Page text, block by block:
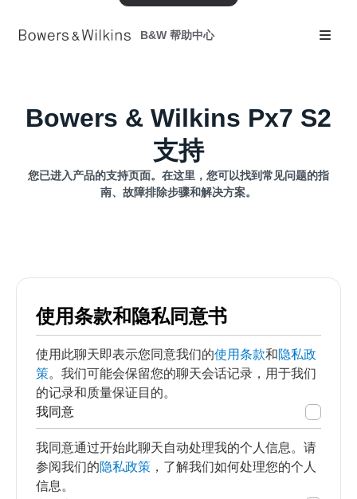
B&W 帮助中心
Bowers & Wilkins Px7 S2
支持
您已进入产品的支持页面。在这里，您可以找到常见问题的指
南、故障排除步骤和解决方案。
使用条款和隐私同意书
使用此聊天即表示您同意我们的使用条款和隐私政
策。我们可能会保留您的聊天会话记录，用于我们
的记录和质量保证目的。
我同意
我同意通过开始此聊天自动处理我的个人信息。请
参阅我们的隐私政策 ，了解我们如何处理您的个人
信息。